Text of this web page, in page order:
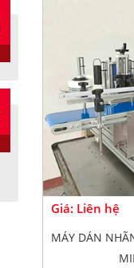
Giá: Liên hệ
MÁY DÁN